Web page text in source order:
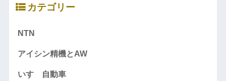
カテゴリー
NTN
アイシン精機とAW
いすゞ自動車